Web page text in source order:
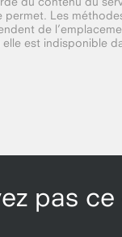
permet. Les
de
est indisponible
pas